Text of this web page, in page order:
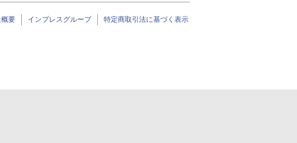
要 インプレスグループ 特定商取引法に基づく表示